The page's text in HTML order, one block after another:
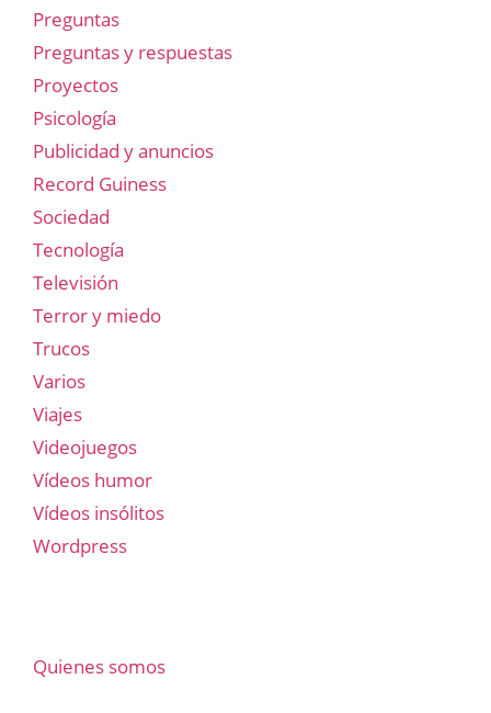
Preguntas
Preguntas y respuestas
Proyectos
Psicología
Publicidad y anuncios
Record Guiness
Sociedad
Tecnología
Televisión
Terror y miedo
Trucos
Varios
Viajes
Videojuegos
Vídeos humor
Vídeos insólitos
Wordpress
Quienes somos